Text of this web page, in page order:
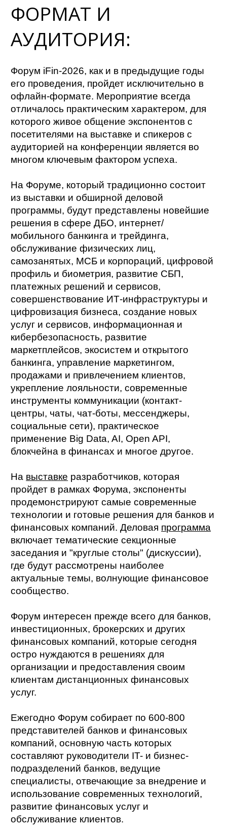
ФОРМАТ И
АУДИТОРИЯ:
Форум iFin-2026, как и в предыдущие годы
его проведения, пройдет исключительно в
офлайн-формате. Мероприятие всегда
отличалось практическим характером, для
которого живое общение экспонентов с
посетителями на выставке и спикеров с
аудиторией на конференции является во
многом ключевым фактором успеха.
На Форуме, который традиционно состоит
из выставки и обширной деловой
программы, будут представлены новейшие
решения в сфере ДБО, интернет/
мобильного банкинга и трейдинга,
обслуживание физических лиц,
самозанятых, МСБ и корпораций, цифровой
профиль и биометрия, развитие СБП,
платежных решений и сервисов,
совершенствование ИТ-инфраструктуры и
цифровизация бизнеса, создание новых
услуг и сервисов, информационная и
кибербезопасность, развитие
маркетплейсов, экосистем и открытого
банкинга, управление маркетингом,
продажами и привлечением клиентов,
укрепление лояльности, современные
инструменты коммуникации (контакт-
центры, чаты, чат-боты, мессенджеры,
социальные сети), практическое
применение Big Data, AI, Open API,
блокчейна в финансах и многое другое.
На выставке разработчиков, которая
пройдет в рамках Форума, экспоненты
продемонстрируют самые современные
технологии и готовые решения для банков и
финансовых компаний. Деловая программа
включает тематические секционные
заседания и "круглые столы" (дискуссии),
где будут рассмотрены наиболее
актуальные темы, волнующие финансовое
сообщество.
Форум интересен прежде всего для банков,
инвестиционных, брокерских и других
финансовых компаний, которые сегодня
остро нуждаются в решениях для
организации и предоставления своим
клиентам дистанционных финансовых
услуг.
Ежегодно Форум собирает по 600-800
представителей банков и финансовых
компаний, основную часть которых
составляют руководители IT- и бизнес-
подразделений банков, ведущие
специалисты, отвечающие за внедрение и
использование современных технологий,
развитие финансовых услуг и
обслуживание клиентов.